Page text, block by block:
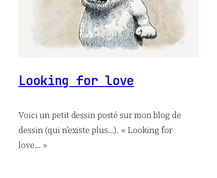
Looking for love
Voici un petit dessin posté sur mon blog de
dessin (qui n’existe plus…). « Looking for
love… »